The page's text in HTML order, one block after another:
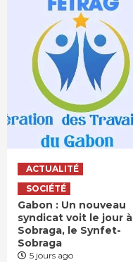
ACTUALITÉ
SOCIÉTÉ
Gabon : Un nouveau
syndicat voit le jour à
Sobraga, le Synfet-
Sobraga
5 jours ago